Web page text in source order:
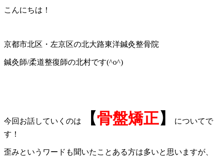
こんにちは！
京都市北区・左京区の北大路東洋鍼灸整骨院
鍼灸師/柔道整復師の北村です(^o^)
今回お話していくのは 【骨盤矯正】
についてで
す！
歪みというワードも聞いたことある方は多いと思いますが、